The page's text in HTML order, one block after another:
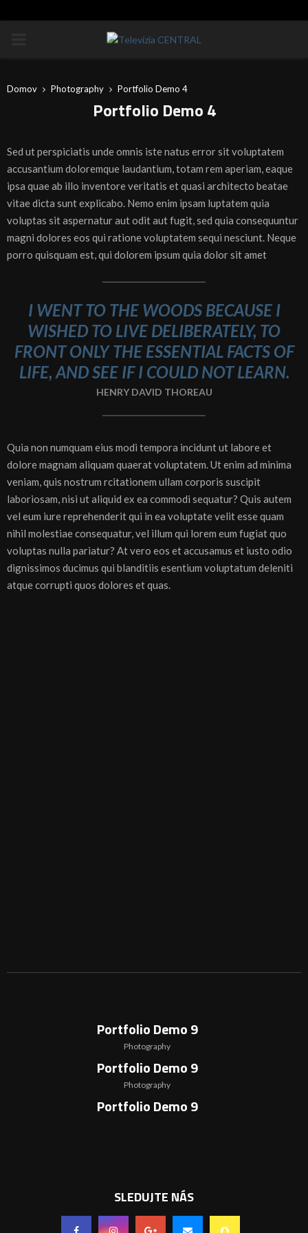
Domov Photography Portfolio Demo 4
Portfolio Demo 4
Sed ut perspiciatis unde omnis iste natus error sit voluptatem
accusantium doloremque laudantium, totam rem aperiam, eaque
ipsa quae ab illo inventore veritatis et quasi architecto beatae
vitae dicta sunt explicabo. Nemo enim ipsam luptatem quia
voluptas sit aspernatur aut odit aut fugit, sed quia consequuntur
magni dolores eos qui ratione voluptatem sequi nesciunt. Neque
porro quisquam est, qui dolorem ipsum quia dolor sit amet
I WENT TO THE WOODS BECAUSE I
WISHED TO LIVE DELIBERATELY, TO
FRONT ONLY THE ESSENTIAL FACTS OF
LIFE, AND SEE IF I COULD NOT LEARN.
HENRY DAVID THOREAU
Quia non numquam eius modi tempora incidunt ut labore et
dolore magnam aliquam quaerat voluptatem. Ut enim ad minima
veniam, quis nostrum rcitationem ullam corporis suscipit
laboriosam, nisi ut aliquid ex ea commodi sequatur? Quis autem
vel eum iure reprehenderit qui in ea voluptate velit esse quam
nihil molestiae consequatur, vel illum qui lorem eum fugiat quo
voluptas nulla pariatur? At vero eos et accusamus et iusto odio
dignissimos ducimus qui blanditiis esentium voluptatum deleniti
atque corrupti quos dolores et quas.
Portfolio Demo 9
Photography
Portfolio Demo 9
Photography
Portfolio Demo 9
SLEDUJTE NÁS